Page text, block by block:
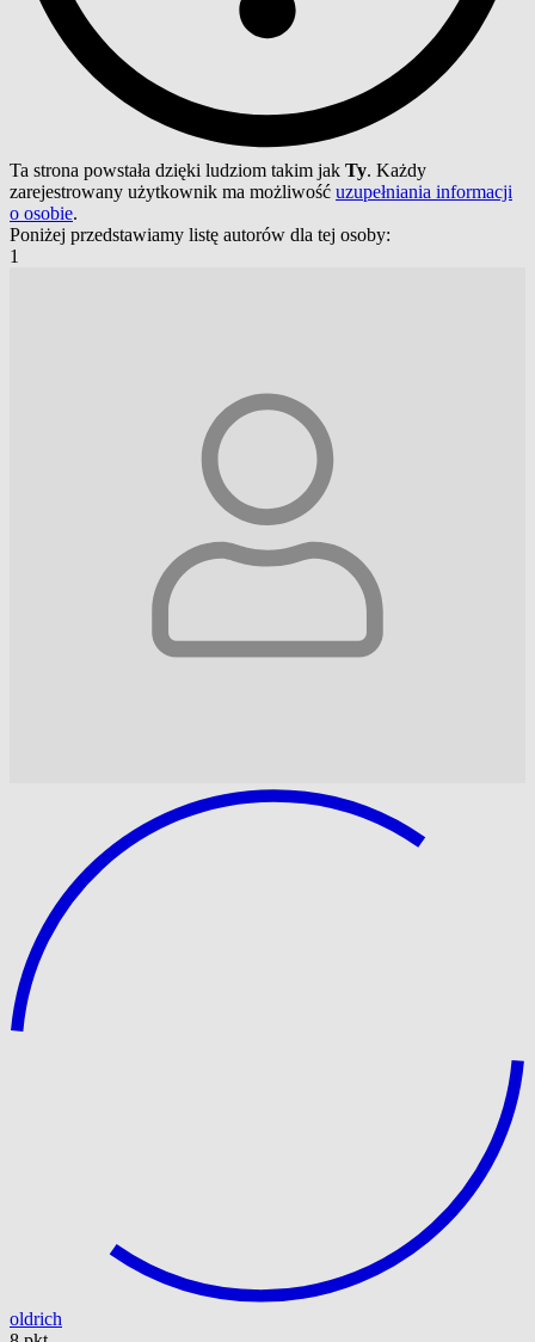
Ta strona powstała dzięki ludziom takim jak Ty. Każdy
zarejestrowany użytkownik ma możliwość uzupełniania informacji
o osobie.
Poniżej przedstawiamy listę autorów dla tej osoby:
1
oldrich